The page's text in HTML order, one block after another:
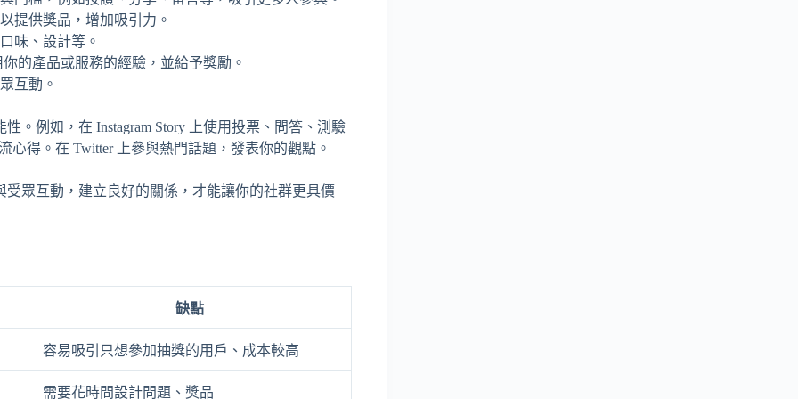
提供獎品，增加吸引力。
味、設計等。
的產品或服務的經驗，並給予獎勵。
互動。
。例如，在 Instagram Story 上使用投票、問答、測驗
心得。在 Twitter 上參與熱門話題，發表你的觀點。
眾互動，建立良好的關係，才能讓你的社群更具價
缺點
容易吸引只想參加抽獎的用戶、成本較高
需要花時間設計問題、獎品